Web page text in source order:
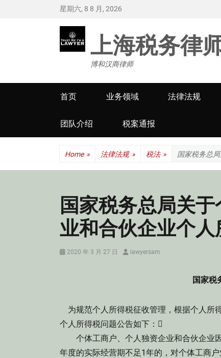
星期六, 8 8 月, 2026
上海税务律
博和汉商律师
Primary
menu
首页 业务领域 法律法规
团队介绍 税案通报
Home » 法律法规 » 税法 » 国家税务总
国家税务总局关
业和合伙企业个
Posted
2020 年 3 月 27 日 Authorlawyersam
国家税
为规范个人所得税征收管理，根据个人所
个人所得税问题公告如下：
个体工商户、个人独资企业和合伙企业
年度的实际经营期不足1年的，对个体工商